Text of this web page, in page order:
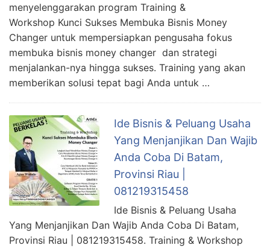
menyelenggarakan program Training &
Workshop Kunci Sukses Membuka Bisnis Money
Changer untuk mempersiapkan pengusaha fokus
membuka bisnis money changer dan strategi
menjalankan-nya hingga sukses. Training yang akan
memberikan solusi tepat bagi Anda untuk …
Ide Bisnis & Peluang Usaha
Yang Menjanjikan Dan Wajib
Anda Coba Di Batam,
Provinsi Riau |
081219315458
Ide Bisnis & Peluang Usaha
Yang Menjanjikan Dan Wajib Anda Coba Di Batam,
Provinsi Riau | 081219315458. Training & Workshop